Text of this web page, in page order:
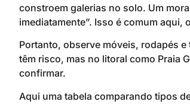
constroem galerias no solo. Um
imediatamente”. Isso é comum aqui,
Portanto, observe móveis, rodapés
têm risco, mas no litoral como Praia
confirmar.
Aqui uma tabela comparando tipos